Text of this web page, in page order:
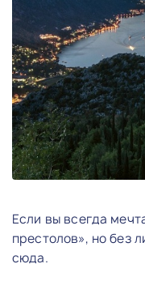
Если вы всегда
престолов», но без
сюда.